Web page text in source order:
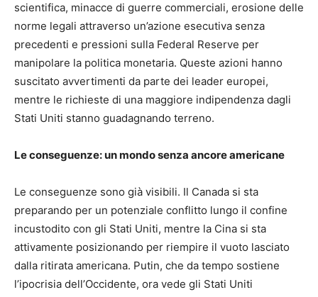
scientifica, minacce di guerre commerciali, erosione delle
norme legali attraverso un’azione esecutiva senza
precedenti e pressioni sulla Federal Reserve per
manipolare la politica monetaria. Queste azioni hanno
suscitato avvertimenti da parte dei leader europei,
mentre le richieste di una maggiore indipendenza dagli
Stati Uniti stanno guadagnando terreno.
Le conseguenze: un mondo senza ancore americane
Le conseguenze sono già visibili. Il Canada si sta
preparando per un potenziale conflitto lungo il confine
incustodito con gli Stati Uniti, mentre la Cina si sta
attivamente posizionando per riempire il vuoto lasciato
dalla ritirata americana. Putin, che da tempo sostiene
l’ipocrisia dell’Occidente, ora vede gli Stati Uniti